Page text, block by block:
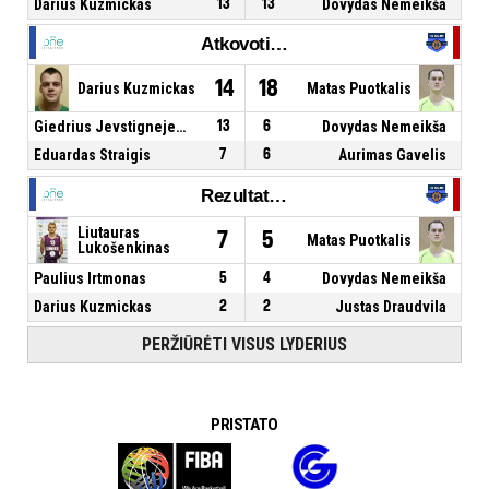
Darius Kuzmickas 13 13 Dovydas Nemeikša
Atkovoti kamuoliai
Darius Kuzmickas 14 18 Matas Puotkalis
Giedrius Jevstignejevas 13 6
Dovydas Nemeikša
Eduardas Straigis
7 6 Aurimas Gavelis
Rezultatyvūs perdavimai
Liutauras
Lukošenkinas
7 5 Matas Puotkalis
Paulius Irtmonas 5 4
Dovydas Nemeikša
Darius Kuzmickas
2 2 Justas Draudvila
PERŽIŪRĖTI VISUS LYDERIUS
PRISTATO